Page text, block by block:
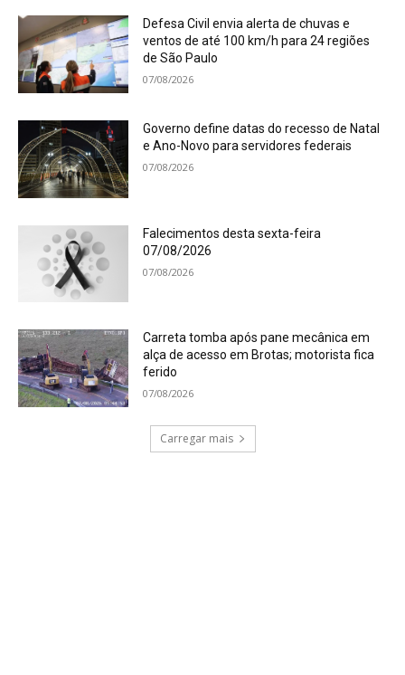
Defesa Civil envia alerta de chuvas e
ventos de até 100 km/h para 24 regiões
de São Paulo
07/08/2026
Governo define datas do recesso de Natal
e Ano-Novo para servidores federais
07/08/2026
Falecimentos desta sexta-feira
07/08/2026
07/08/2026
Carreta tomba após pane mecânica em
alça de acesso em Brotas; motorista fica
ferido
07/08/2026
Carregar mais